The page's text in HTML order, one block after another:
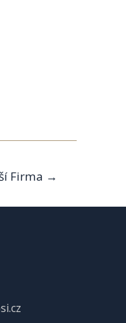
Firma →